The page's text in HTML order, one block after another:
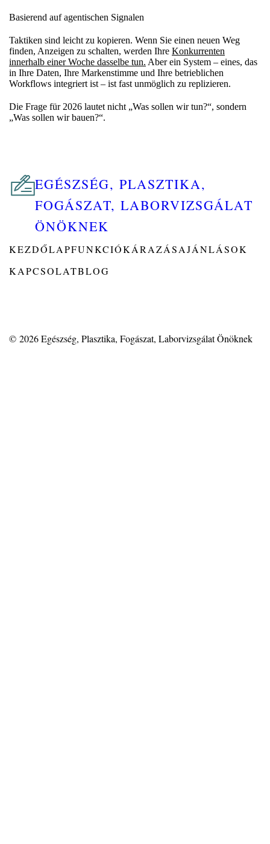
Basierend auf agentischen Signalen
Taktiken sind leicht zu kopieren. Wenn Sie einen neuen Weg
finden, Anzeigen zu schalten, werden Ihre Konkurrenten
innerhalb einer Woche dasselbe tun. Aber ein System – eines, das
in Ihre Daten, Ihre Markenstimme und Ihre betrieblichen
Workflows integriert ist – ist fast unmöglich zu replizieren.
Die Frage für 2026 lautet nicht „Was sollen wir tun?“, sondern
„Was sollen wir bauen?“.
EGÉSZSÉG, PLASZTIKA,
FOGÁSZAT, LABORVIZSGÁLAT
ÖNÖKNEK
KEZDŐLAPFUNKCIÓKÁRAZÁSAJÁNLÁSOK
KAPCSOLATBLOG
© 2026Egészség, Plasztika, Fogászat, Laborvizsgálat Önöknek